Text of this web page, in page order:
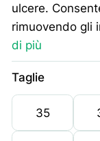
ulcere.
rimuovendo gli
di più
Taglie
35